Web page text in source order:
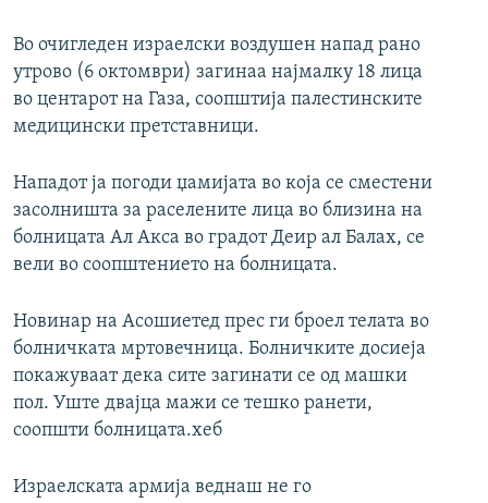
Во очигледен израелски воздушен напад рано
утрово (6 октомври) загинаа најмалку 18 лица
во центарот на Газа, соопштија палестинските
медицински претставници.
Нападот ја погоди џамијата во која се сместени
засолништа за раселените лица во близина на
болницата Ал Акса во градот Деир ал Балах, се
вели во соопштението на болницата.
Новинар на Асошиетед прес ги броел телата во
болничката мртовечница. Болничките досиеја
покажуваат дека сите загинати се од машки
пол. Уште двајца мажи се тешко ранети,
соопшти болницата.хеб
Израелската армија веднаш не го